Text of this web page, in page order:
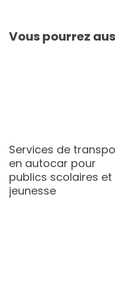
Vous pourrez
Services de
en autocar pour
publics scolaires et
jeunesse